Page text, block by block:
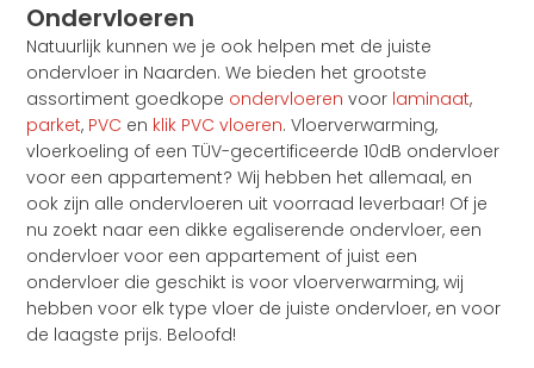
Ondervloeren
Natuurlijk kunnen we je ook helpen met de juiste
ondervloer in Naarden. We bieden het grootste
assortiment goedkope ondervloeren voor laminaat,
parket, PVC en klik PVC vloeren. Vloerverwarming,
vloerkoeling of een TÜV-gecertificeerde 10dB ondervloer
voor een appartement? Wij hebben het allemaal, en
ook zijn alle ondervloeren uit voorraad leverbaar! Of je
nu zoekt naar een dikke egaliserende ondervloer, een
ondervloer voor een appartement of juist een
ondervloer die geschikt is voor vloerverwarming, wij
hebben voor elk type vloer de juiste ondervloer, en voor
de laagste prijs. Beloofd!